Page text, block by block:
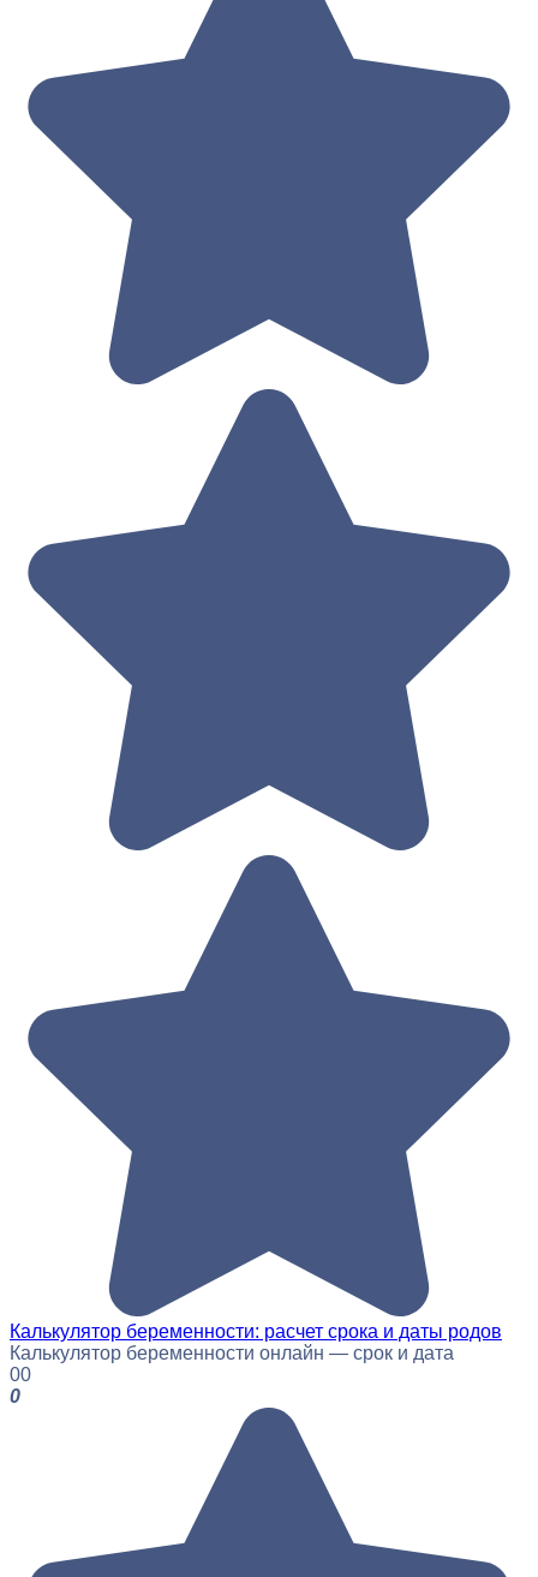
Калькулятор беременности: расчет срока и даты родов
Калькулятор беременности онлайн — срок и дата
00
0